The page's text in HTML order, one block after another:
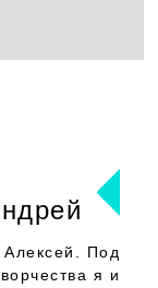
Под
я и